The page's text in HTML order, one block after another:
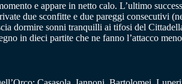
e appare in netto calo. L’ultimo
due sconfitte e due pareggi consecutivi
dormire sonni tranquilli ai tifosi del
in dieci partite che ne fanno l’attacco